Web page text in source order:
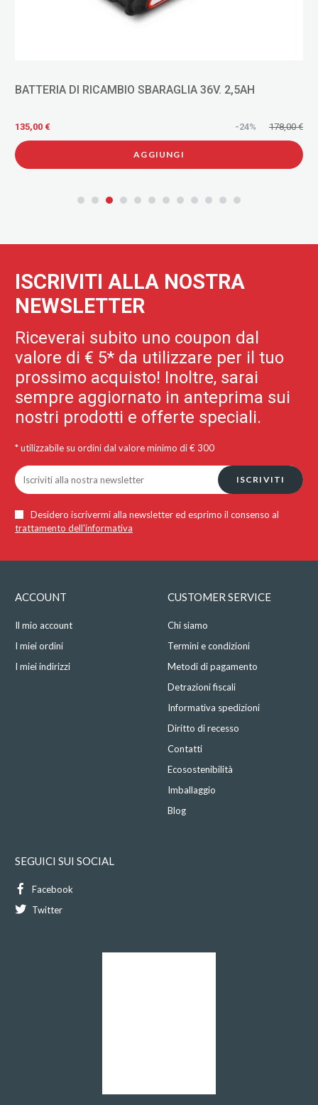
BATTERIA DI RICAMBIO SBARAGLIA 36V. 2,5AH
135,00 € -24% 178,00 €
AGGIUNGI
ISCRIVITI ALLA NOSTRA
NEWSLETTER
Riceverai subito uno coupon dal
valore di € 5* da utilizzare per il tuo
prossimo acquisto! Inoltre, sarai
sempre aggiornato in anteprima sui
nostri prodotti e offerte speciali.
* utilizzabile su ordini dal valore minimo di € 300
ISCRIVITI
Desidero iscrivermi alla newsletter ed esprimo il consenso al
trattamento dell'informativa
ACCOUNT
Il mio account
I miei ordini
I miei indirizzi
CUSTOMER SERVICE
Chi siamo
Termini e condizioni
Metodi di pagamento
Detrazioni fiscali
Informativa spedizioni
Diritto di recesso
Contatti
Ecosostenibilità
Imballaggio
Blog
SEGUICI SUI SOCIAL
Facebook
Twitter